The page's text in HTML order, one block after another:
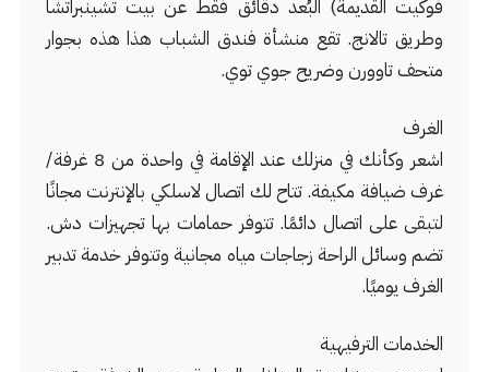
فوكيت القديمة) البُعد دقائق فقط عن بيت تشينبراتشا
وطريق تالانج. تقع منشأة فندق الشباب هذا هذه بجوار
متحف تاوورن وضريح جوي توي.
الغرف
اشعر وكأنك في منزلك عند الإقامة في واحدة من 8 غرفة/
غرف ضيافة مكيفة. تتاح لك اتصال لاسلكي بالإنترنت مجانًا
لتبقى على اتصال دائمًا. تتوفر حمامات بها تجهيزات دش.
تضم وسائل الراحة زجاجات مياه مجانية وتتوفر خدمة تدبير
الغرف يوميًا.
الخدمات الترفيهية